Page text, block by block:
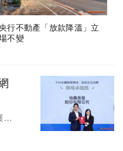
行不動產「放款降溫」立
不變